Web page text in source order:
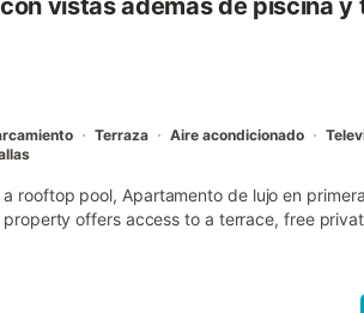
culinarias. Desde la cafetera hasta el
de cenas bajo las estrellas o desayunos
vistas además de piscina y
Terraza Aire acondicionado
rooftop pool, Apartamento de lujo en
offers access to a terrace, free